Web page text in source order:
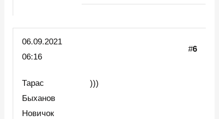
06.09.2021
06:16
#6
Тарас
Быханов
Новичок
)))